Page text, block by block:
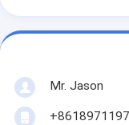
Mr. Jason